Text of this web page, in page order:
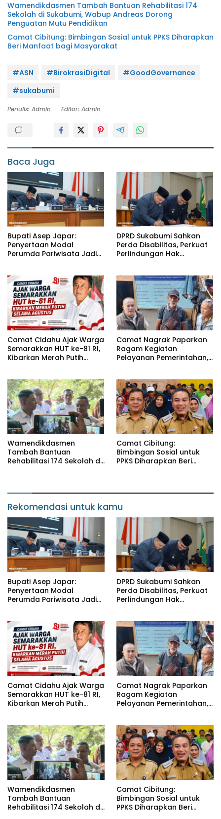
Wamendikdasmen Tambah Bantuan Rehabilitasi 174
Sekolah di Sukabumi, Wabup Andreas Dorong
Penguatan Mutu Pendidikan
Camat Cibitung: Bimbingan Sosial untuk PPKS Diharapkan
Beri Manfaat bagi Masyarakat
#ASN #BirokrasiDigital
#GoodGovernance
#sukabumi
Penulis: Admin Editor: Admin
Baca Juga
Bupati Asep Japar:
Penyertaan Modal
Perumda Pariwisata Jadi
DPRD Sukabumi Sahkan
Perda Disabilitas, Perkuat
Perlindungan Hak
Camat Cidahu Ajak Warga
Semarakkan HUT ke-81 RI,
Kibarkan Merah Putih
Camat Nagrak Paparkan
Ragam Kegiatan
Pelayanan Pemerintahan,
Wamendikdasmen
Tambah Bantuan
Rehabilitasi 174 Sekolah di
Camat Cibitung:
Bimbingan Sosial untuk
PPKS Diharapkan Beri
Rekomendasi untuk kamu
Bupati Asep Japar:
Penyertaan Modal
Perumda Pariwisata Jadi
DPRD Sukabumi Sahkan
Perda Disabilitas, Perkuat
Perlindungan Hak
Camat Cidahu Ajak Warga
Semarakkan HUT ke-81 RI,
Kibarkan Merah Putih
Camat Nagrak Paparkan
Ragam Kegiatan
Pelayanan Pemerintahan,
Wamendikdasmen
Tambah Bantuan
Rehabilitasi 174 Sekolah di
Camat Cibitung:
Bimbingan Sosial untuk
PPKS Diharapkan Beri